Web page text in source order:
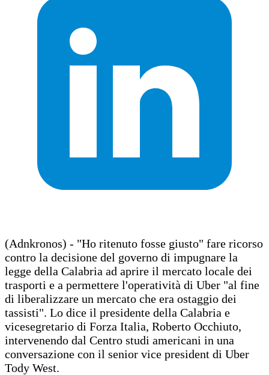
(Adnkronos) - "Ho ritenuto fosse giusto" fare ricorso
contro la decisione del governo di impugnare la
legge della Calabria ad aprire il mercato locale dei
trasporti e a permettere l'operatività di Uber "al fine
di liberalizzare un mercato che era ostaggio dei
tassisti". Lo dice il presidente della Calabria e
vicesegretario di Forza Italia, Roberto Occhiuto,
intervenendo dal Centro studi americani in una
conversazione con il senior vice president di Uber
Tody West.